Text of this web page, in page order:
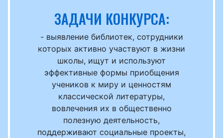
ЗАДАЧИ КОНКУРСА:
- выявление библиотек, сотрудники
которых активно участвуют в жизни
школы, ищут и используют
эффективные формы приобщения
учеников к миру и ценностям
классической литературы,
вовлечения их в общественно
полезную деятельность,
поддерживают социальные проекты,